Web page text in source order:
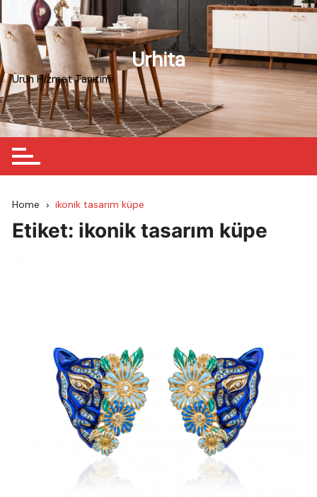
to
content
Urhita
Ürün Hizmet Tanıtımı
Home ikonik tasarım küpe
Etiket: ikonik tasarım küpe